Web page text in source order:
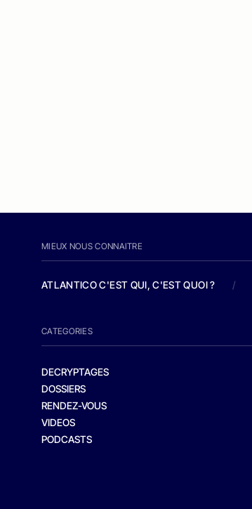
MIEUX NOUS CONNAITRE
ATLANTICO C'EST QUI, C'EST QUOI ? /
CATEGORIES
DECRYPTAGES
DOSSIERS
RENDEZ-VOUS
VIDEOS
PODCASTS